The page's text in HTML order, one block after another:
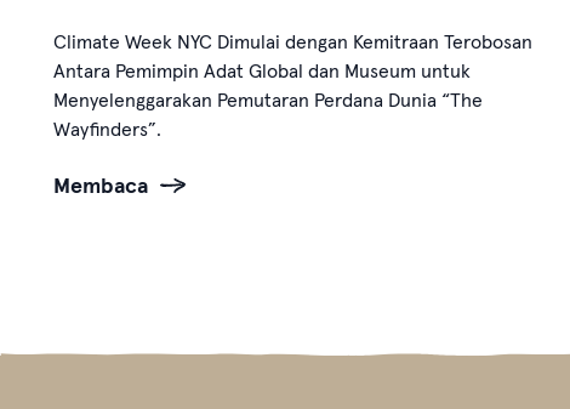
Climate Week NYC Dimulai dengan Kemitraan Terobosan
Antara Pemimpin Adat Global dan Museum untuk
Menyelenggarakan Pemutaran Perdana Dunia “The
Wayfinders”.
Membaca